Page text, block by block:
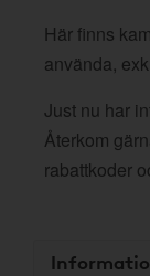
Här finns
använda,
Just nu har
Återkom
rabattkoder